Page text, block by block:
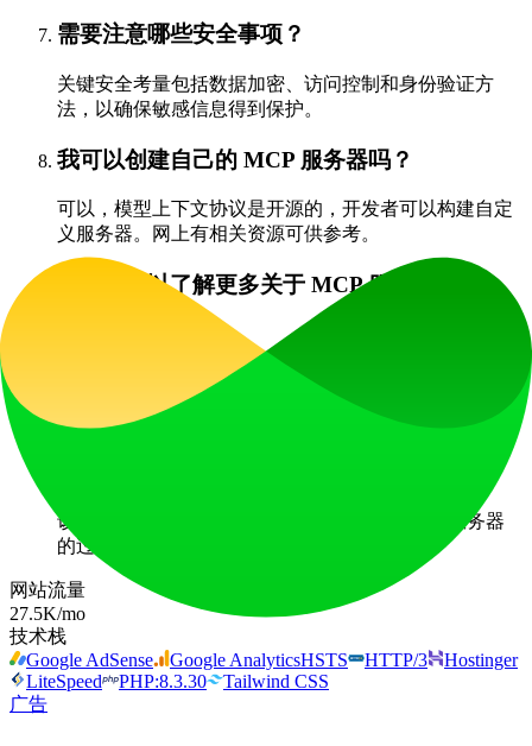
需要注意哪些安全事项？
关键安全考量包括数据加密、访问控制和身份验证方
法，以确保敏感信息得到保护。
我可以创建自己的 MCP 服务器吗？
可以，模型上下文协议是开源的，开发者可以构建自定
义服务器。网上有相关资源可供参考。
在哪里可以了解更多关于 MCP 服务器的信
查阅官方 MCP 文档、社区论坛和开发者资源，进行全
该平台设有结构化目录，简化了寻找合适 MCP 服务器
的过程，并提供详细描述和集成信息。
网站流量
27.5K/mo
技术栈
Google AdSense
Google AnalyticsHSTS HTTP/3
Hostinger
LiteSpeed
PHP:8.3.30
Tailwind CSS
广告